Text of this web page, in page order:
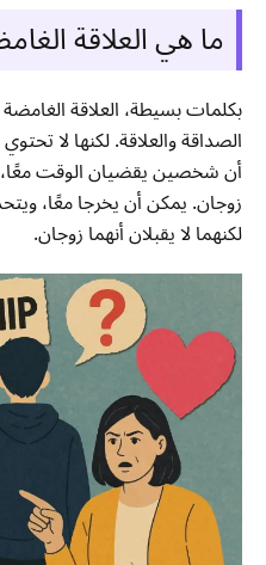
ما هي العلاقة
بكلمات بسيطة، العلاقة
الصداقة والعلاقة. لكنها لا
أن شخصين يقضيان الوقت معًا،
زوجان. يمكن أن يخرجا معًا،
لكنهما لا يقبلان أنهما زوجان.